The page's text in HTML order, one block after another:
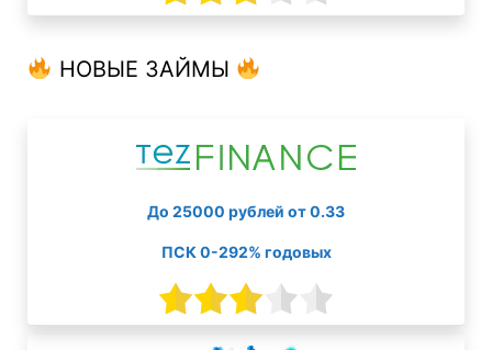
НОВЫЕ ЗАЙМЫ
До 25000 рублей от 0.33
ПСК 0-292% годовых